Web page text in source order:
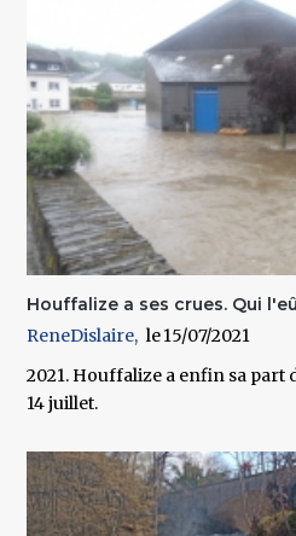
Houffalize a ses crues. Qui
ReneDislaire
15/07/2021
2021. Houffalize a enfin sa part
14 juillet.